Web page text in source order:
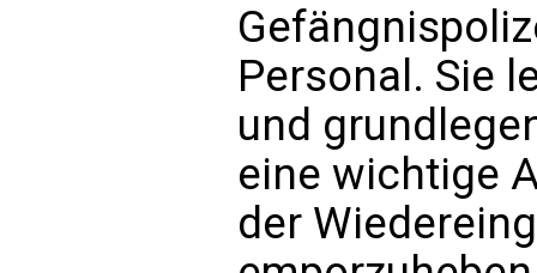
Personal. Sie
und
eine wichtige
der